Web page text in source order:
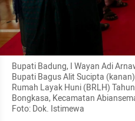
Bupati Badung, I Wayan Adi
Bupati Bagus Alit Sucipta
Rumah Layak Huni (BRLH)
Bongkasa, Kecamatan
Foto: Dok. Istimewa